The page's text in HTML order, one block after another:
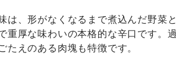
は、形がなくなるまで煮込んだ野菜
重厚な味わいの本格的な辛口です。
えのある肉塊も特徴です。